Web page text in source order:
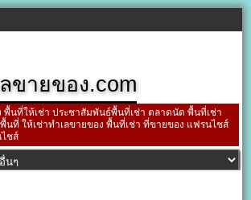
ขายของ.com
พื้นที่ให้เช่า ประชาสัมพันธ์พื้นที่เช่า ตลาดนัด พื้นที่เช่า
นที่ ให้เช่าทำเลขายของ พื้นที่เช่า ที่ขายของ แฟรนไชส์
ชส์